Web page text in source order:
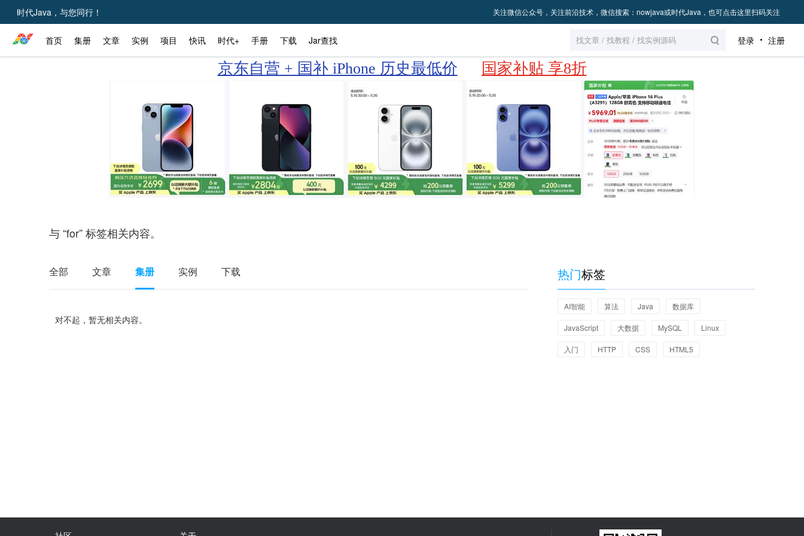
时代Java，与您同行！ 关注微信公众号，关注前沿技术，微信搜索：nowjava或时代Java，也可点击这里扫码关注
首页 集册 文章 实例 项目 快讯 时代+ 手册 下载 Jar查找 登录 注册
京东自营 + 国补 iPhone 历史最低价 国家补贴 享8折
与 “for” 标签相关内容。
全部 文章 集册 实例 下载
对不起，暂无相关内容。
热门标签
AI智能 算法 Java 数据库
JavaScript 大数据 MySQL Linux
入门 HTTP CSS HTML5